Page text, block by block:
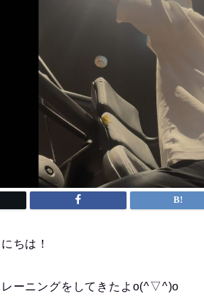
ちは！
ーニングをしてきたよo(^▽^)o